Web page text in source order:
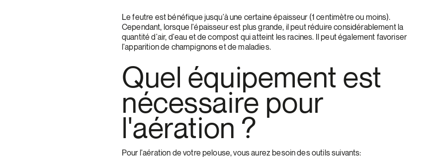
Le feutre est bénéfique jusqu'à une certaine épaisseur (1 centimètre ou moins).
Cependant, lorsque l'épaisseur est plus grande, il peut réduire considérablement la
quantité d'air, d'eau et de compost qui atteint les racines. Il peut également favoriser
l'apparition de champignons et de maladies.
Quel équipement est
nécessaire pour
l'aération ?
Pour l'aération de votre pelouse, vous aurez besoin des outils suivants: